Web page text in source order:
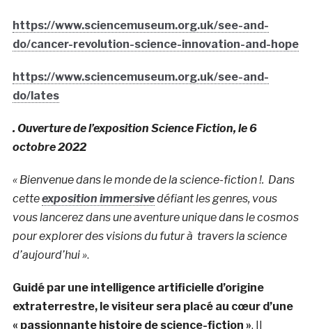
https://www.sciencemuseum.org.uk/see-and-
do/cancer-revolution-science-innovation-and-hope
https://www.sciencemuseum.org.uk/see-and-
do/lates
. Ouverture de l’exposition Science Fiction, le 6
octobre 2022
« Bienvenue dans le monde de la science-fiction!. Dans
cetteexposition immersivedéfiant les genres, vous
vous lancerez dans une aventure unique dans le cosmos
pour explorer des visions du futur à travers la science
d’aujourd’hui ».
Guidé par une intelligence artificielle d’origine
extraterrestre, le visiteur sera placé au cœur d’une
« passionnante histoire de science-fiction ». Il